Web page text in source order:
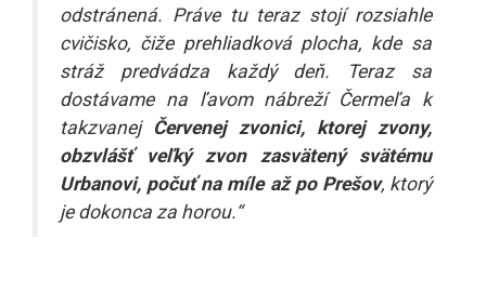
odstránená. Práve tu teraz stojí rozsiahle
cvičisko, čiže prehliadková plocha, kde sa
stráž predvádza každý deň. Teraz sa
dostávame na ľavom nábreží Čermeľa k
takzvanej Červenej zvonici, ktorej zvony,
obzvlášť veľký zvon zasvätený svätému
Urbanovi, počuť na míle až po Prešov, ktorý
je dokonca za horou.“